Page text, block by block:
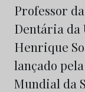
Professor
Dentária da
Henrique
lançado
Mundial da